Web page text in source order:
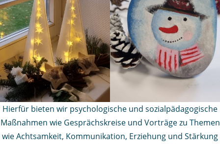
Hierfür bieten wir psychologische und sozialpädagogische
Maßnahmen wie Gesprächskreise und Vorträge zu Themen
wie Achtsamkeit, Kommunikation, Erziehung und Stärkung